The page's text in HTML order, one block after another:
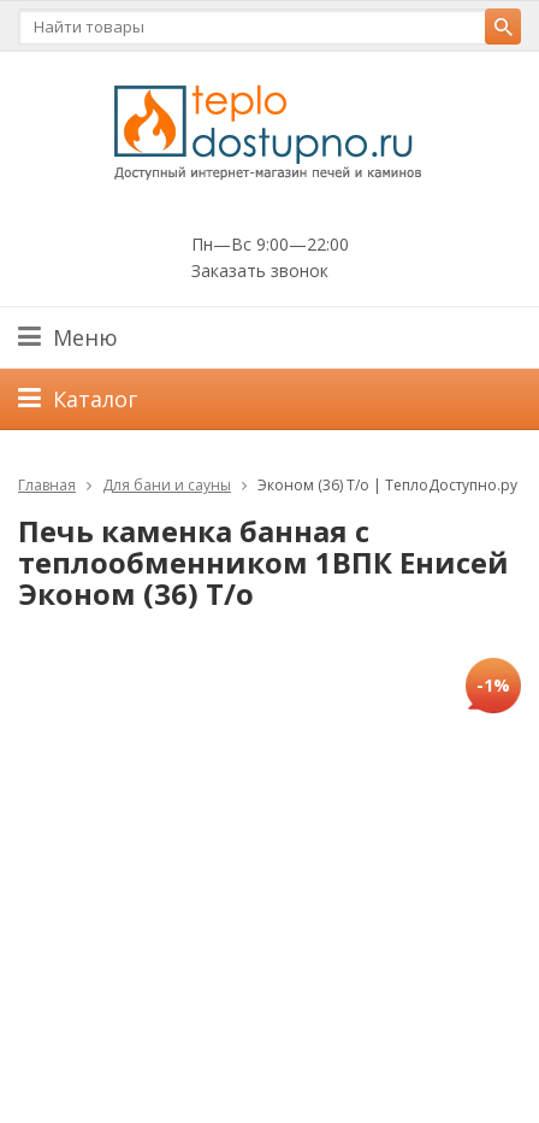
Пн—Вс 9:00—22:00
Заказать звонок
Меню
Каталог
Главная Для бани и сауны Эконом (36) Т/о | ТеплоДоступно.ру
Печь каменка банная с
теплообменником 1ВПК Енисей
Эконом (36) Т/о
-1%